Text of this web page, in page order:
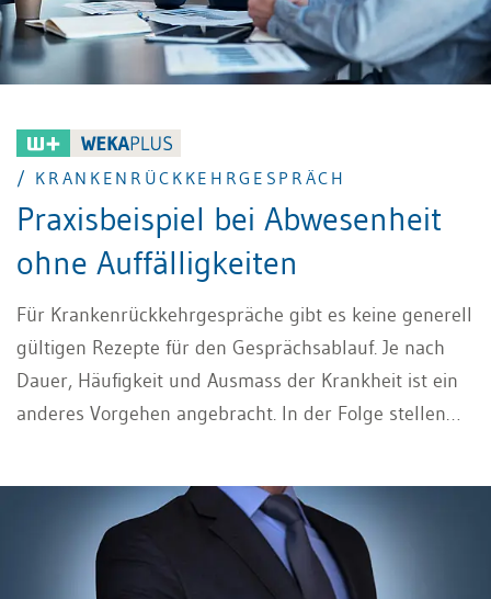
/ KRANKENRÜCKKEHRGESPRÄCH
Praxisbeispiel bei Abwesenheit
ohne Auffälligkeiten
Für Krankenrückkehrgespräche gibt es keine generell
gültigen Rezepte für den Gesprächsablauf. Je nach
Dauer, Häufigkeit und Ausmass der Krankheit ist ein
anderes Vorgehen angebracht. In der Folge stellen
Auffälligkeiten vor.